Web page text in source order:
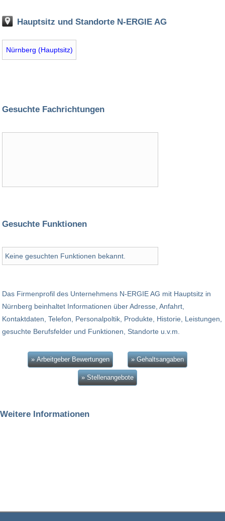
Hauptsitz und Standorte N-ERGIE AG
Nürnberg (Hauptsitz)
Gesuchte Fachrichtungen
Gesuchte Funktionen
Keine gesuchten Funktionen bekannt.
Das Firmenprofil des Unternehmens N-ERGIE AG mit Hauptsitz in
Nürnberg beinhaltet Informationen über Adresse, Anfahrt,
Kontaktdaten, Telefon, Personalpoltik, Produkte, Historie, Leistungen,
gesuchte Berufsfelder und Funktionen, Standorte u.v.m.
» Arbeitgeber Bewertungen » Gehaltsangaben
» Stellenangebote
Weitere Informationen